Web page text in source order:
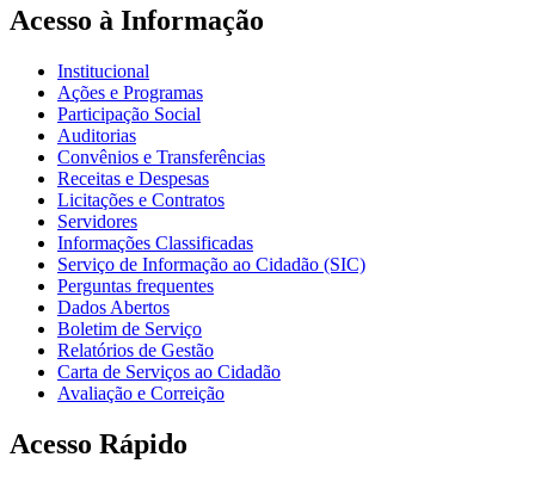
Acesso à Informação
Institucional
Ações e Programas
Participação Social
Auditorias
Convênios e Transferências
Receitas e Despesas
Licitações e Contratos
Servidores
Informações Classificadas
Serviço de Informação ao Cidadão (SIC)
Perguntas frequentes
Dados Abertos
Boletim de Serviço
Relatórios de Gestão
Carta de Serviços ao Cidadão
Avaliação e Correição
Acesso Rápido